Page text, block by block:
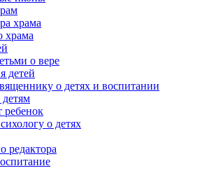
храма
храма
о вере
детей
о детях и воспитании
детям
ребенок
о детях
редактора